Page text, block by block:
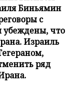
Биньямин
с
что
Израиль
ряд